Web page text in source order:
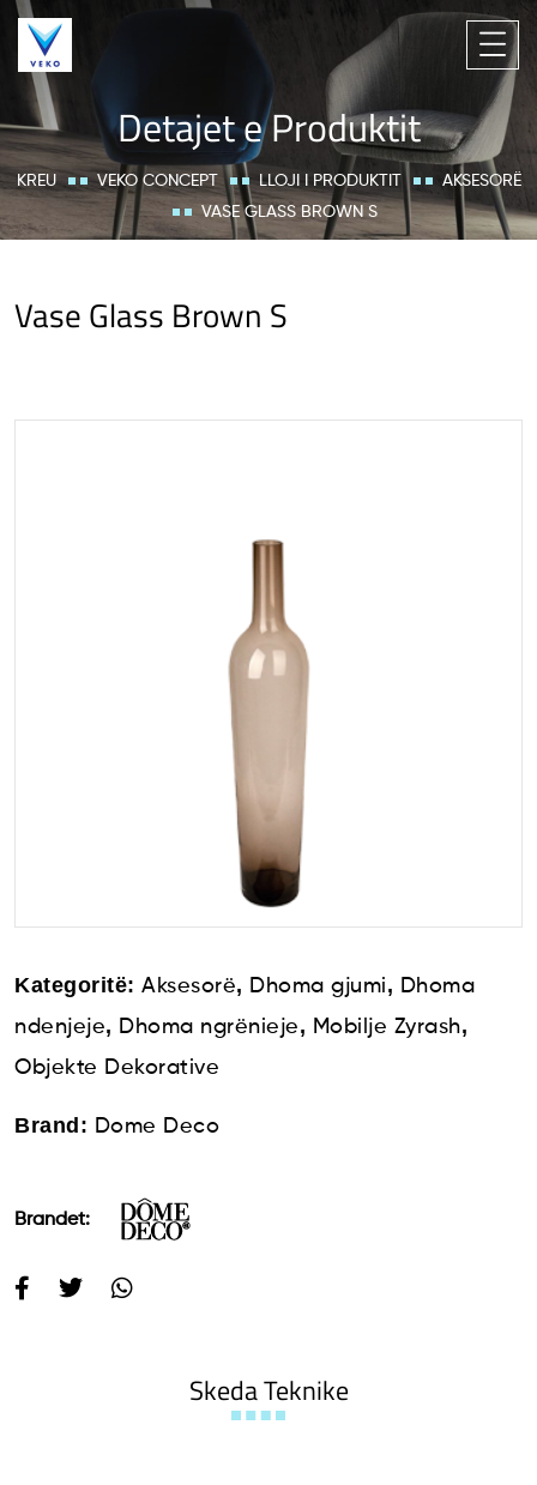
Detajet e Produktit
KREU VEKO CONCEPT LLOJI I PRODUKTIT
AKSESORË
VASE GLASS BROWN S
Vase Glass Brown S
Kategoritë: Aksesorë, Dhoma gjumi, Dhoma
ndenjeje, Dhoma ngrënieje, Mobilje Zyrash,
Objekte Dekorative
Brand: Dome Deco
Brandet:
Skeda Teknike